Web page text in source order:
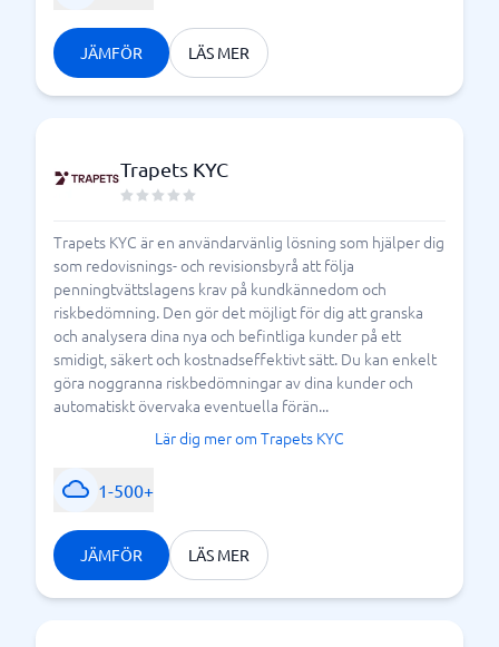
JÄMFÖR LÄS MER
Trapets KYC
Trapets KYC är en användarvänlig lösning som hjälper dig
som redovisnings- och revisionsbyrå att följa
penningtvättslagens krav på kundkännedom och
riskbedömning. Den gör det möjligt för dig att granska
och analysera dina nya och befintliga kunder på ett
smidigt, säkert och kostnadseffektivt sätt. Du kan enkelt
göra noggranna riskbedömningar av dina kunder och
automatiskt övervaka eventuella förän...
Lär dig mer om Trapets KYC
1-500+
JÄMFÖR LÄS MER